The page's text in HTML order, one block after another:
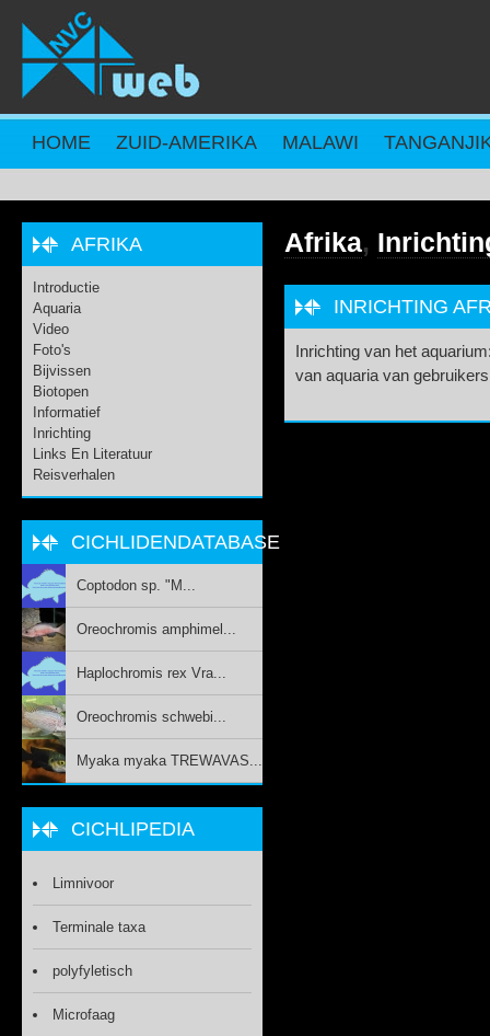
Overslaan en naar de inhoud gaan
HOME ZUID-AMERIKA MALAWI
Afrika,
INRICHTING
Inrichting van het
van aquaria van
AFRIKA
Introductie
Aquaria
Video
Foto's
Bijvissen
Biotopen
Informatief
Inrichting
Links En Literatuur
Reisverhalen
CICHLIDENDATABASE
Coptodon sp. "M...
Oreochromis amphimel...
Haplochromis rex Vra...
Oreochromis schwebi...
Myaka myaka TREWAVAS...
CICHLIPEDIA
Limnivoor
Terminale taxa
polyfyletisch
Microfaag